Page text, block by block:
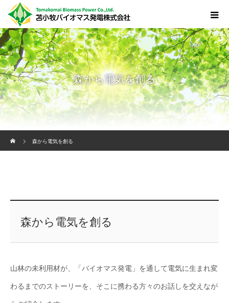
森から電気を創る
森から電気を創る
森から電気を創る
山林の未利用材が、「バイオマス発電」を通して電気に生まれ変
わるまでのストーリーを、そこに携わる方々のお話しを交えなが